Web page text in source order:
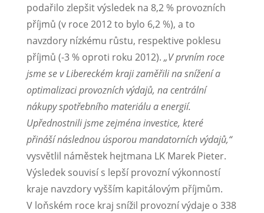
podařilo zlepšit výsledek na 8,2 % provozních
příjmů (v roce 2012 to bylo 6,2 %), a to
navzdory nízkému růstu, respektive poklesu
příjmů (-3 % oproti roku 2012). „V prvním roce
jsme se v Libereckém kraji zaměřili na snížení a
optimalizaci provozních výdajů, na centrální
nákupy spotřebního materiálu a energií.
Upřednostnili jsme zejména investice, které
přináší následnou úsporou mandatorních výdajů,“
vysvětlil náměstek hejtmana LK Marek Pieter.
Výsledek souvisí s lepší provozní výkonností
kraje navzdory vyšším kapitálovým příjmům.
V loňském roce kraj snížil provozní výdaje o 338